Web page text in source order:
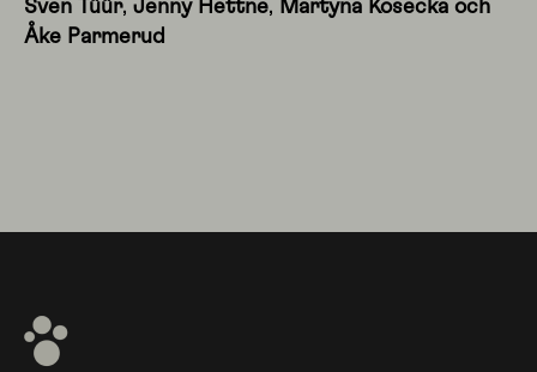
Sven Tüür, Jenny Hettne, Martyna Kosecka och
Åke Parmerud